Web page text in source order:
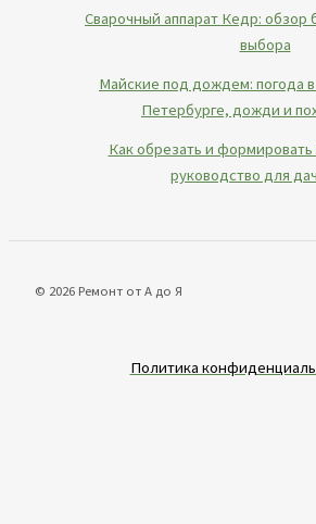
Сварочный аппарат Кедр: обзор
выбора
Майские под дождем: погода
Петербурге, дожди и
Как обрезать и
руководство для
© 2026 Ремонт от А до Я
Политика